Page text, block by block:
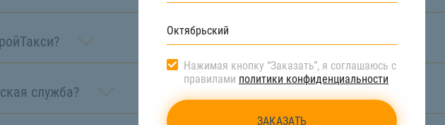
служба?
Нажимая кнопку “Заказать”, я соглашаюсь с
правилами политики конфиденциальности